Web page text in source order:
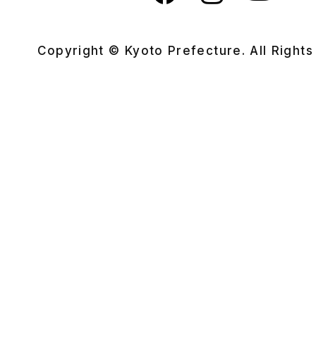
Copyright © Kyoto Prefecture. All Rights